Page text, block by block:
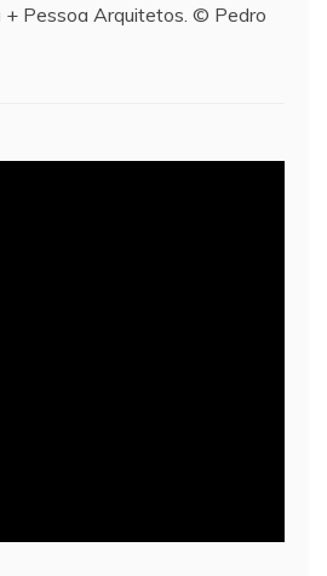
+ Pessoa Arquitetos. © Pedro